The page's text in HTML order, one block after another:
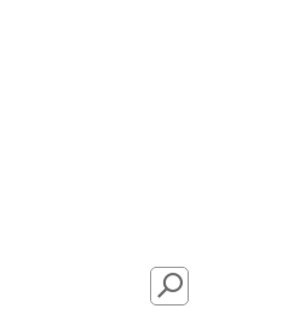
SEARCH